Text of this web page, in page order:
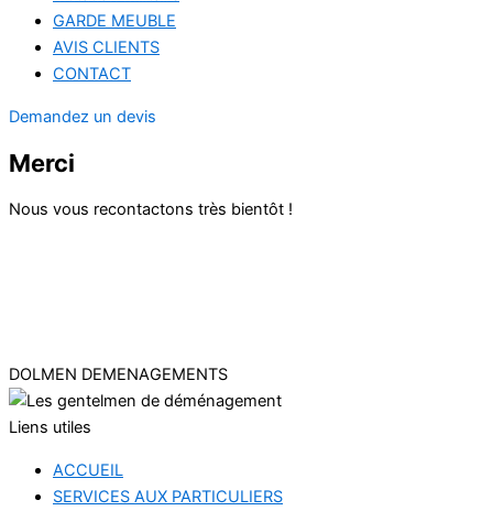
GARDE MEUBLE
AVIS CLIENTS
CONTACT
Demandez un devis
Merci
Nous vous recontactons très bientôt !
DOLMEN DEMENAGEMENTS
Liens utiles
ACCUEIL
SERVICES AUX PARTICULIERS